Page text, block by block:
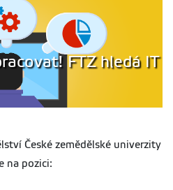
FTZ hledá IT
České zemědělské univerzity
na pozici: